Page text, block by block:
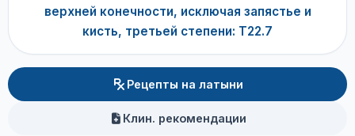
верхней конечности, исключая запястье и
кисть, третьей степени: T22.7
Рецепты на латыни
Клин. рекомендации